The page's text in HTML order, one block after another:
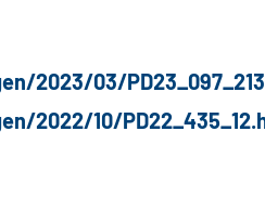
2023/03/
2022/10/